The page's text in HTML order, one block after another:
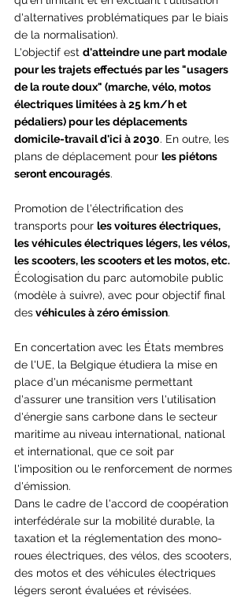
d'alternatives problématiques par le biais
de la normalisation).
L'objectif est d'atteindre une part modale
pour les trajets effectués par les "usagers
de la route doux" (marche, vélo, motos
électriques limitées à 25 km/h et
pédaliers) pour les déplacements
domicile-travail d'ici à 2030. En outre, les
plans de déplacement pour les piétons
seront encouragés.
Promotion de l'électrification des
transports pour les voitures électriques,
les véhicules électriques légers, les vélos,
les scooters, les scooters et les motos, etc.
Écologisation du parc automobile public
(modèle à suivre), avec pour objectif final
des véhicules à zéro émission.
En concertation avec les États membres
de l'UE, la Belgique étudiera la mise en
place d'un mécanisme permettant
d'assurer une transition vers l'utilisation
d'énergie sans carbone dans le secteur
maritime au niveau international, national
et international, que ce soit par
l'imposition ou le renforcement de normes
d'émission.
Dans le cadre de l'accord de coopération
interfédérale sur la mobilité durable, la
taxation et la réglementation des mono-
roues électriques, des vélos, des scooters,
des motos et des véhicules électriques
légers seront évaluées et révisées.